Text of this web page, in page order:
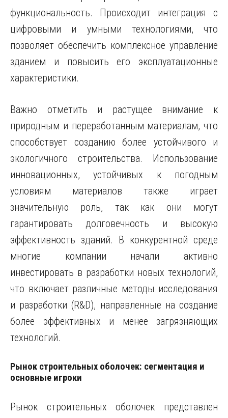
функциональность. Происходит интеграция с
цифровыми и умными технологиями, что
позволяет обеспечить комплексное управление
зданием и повысить его эксплуатационные
характеристики.
Важно отметить и растущее внимание к
природным и переработанным материалам, что
способствует созданию более устойчивого и
экологичного строительства. Использование
инновационных, устойчивых к погодным
условиям материалов также играет
значительную роль, так как они могут
гарантировать долговечность и высокую
эффективность зданий. В конкурентной среде
многие компании начали активно
инвестировать в разработки новых технологий,
что включает различные методы исследования
и разработки (R&D), направленные на создание
более эффективных и менее загрязняющих
технологий.
Рынок строительных оболочек: сегментация и
основные игроки
Рынок строительных оболочек представлен